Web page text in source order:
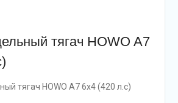
тягач HOWO A7